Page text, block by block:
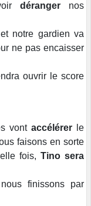
déranger nos
notre gardien va
ne pas encaisser
ouvrir le score
vontaccélérer le
faisons en sorte
fois,Tino sera
finissons par